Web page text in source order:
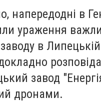
напередодні в
ураження
в
завод
дронами.